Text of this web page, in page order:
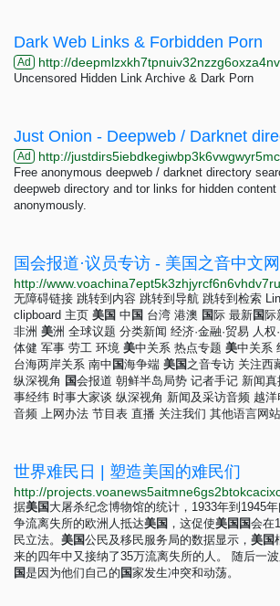
Dark Web Links & Forbidden Porn
Ad http://
Uncensored Hidden Link Archive & Dark Porn
Just Onion - Deepweb / Darknet
Ad http://
Free anonymous deepweb / darknet directory
deepweb directory and tor links for hidden content
anonymously.
国会报道·议员专访 - 美国之音中文网
无障碍链接 跳转到内容 跳转到导航 跳转到检索
clipboard 主页 美国 中 国 台湾 港澳 国 际 最新国 际
非洲 美洲 全球议题 分类新闻 经济·金融·贸易 人权
体健 军事 劳工 环境 美中关系 热点专题 美中关系
台海两岸关系 南中 国海争端 美国 之音专访 关注西
纵深视角 国会报道 朝鲜半岛局势 记者手记 新闻
事经纬 时事大家谈 纵深视角 新闻及采访音频 越
音频 上网办法 节目表 直播 关注我们 其他语言网
世界难民日 | 塑造美国的难民们
据美国 大屠杀纪念博物馆的统计，1933年到1945
争流离失所的欧洲人抵达美国 ，这促使美国 国会在
民立法。 美国公民及移民服务局的数据显示， 美国
来的四年中又接纳了35万流离失所的人。 随后一
国是因为他们自己的 国家发生冲突和动荡。